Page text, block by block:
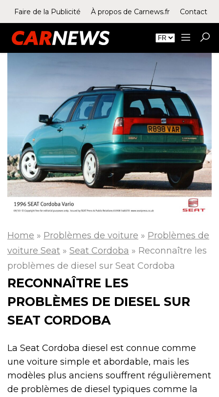
Faire de la Publicité À propos de Carnews.fr Contact
Home » Problèmes de voiture » Problèmes de
voiture Seat » Seat Cordoba » Reconnaître les
problèmes de diesel sur Seat Cordoba
RECONNAÎTRE LES
PROBLÈMES DE DIESEL SUR
SEAT CORDOBA
La Seat Cordoba diesel est connue comme
une voiture simple et abordable, mais les
modèles plus anciens souffrent régulièrement
de problèmes de diesel typiques comme la